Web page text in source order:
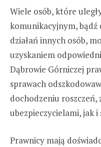
Wiele osób, które
komunikacyjnym, bądź
działań innych osób,
uzyskaniem
Dąbrowie Górniczej
sprawach
dochodzeniu roszczeń,
ubezpieczycielami, jak i
Prawnicy mają